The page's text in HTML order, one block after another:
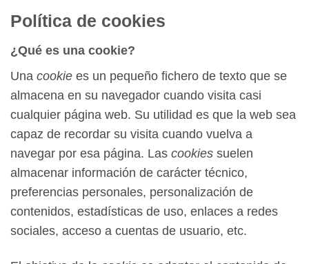
Política de cookies
¿Qué es una cookie?
Una cookie es un pequeño fichero de texto que se
almacena en su navegador cuando visita casi
cualquier página web. Su utilidad es que la web sea
capaz de recordar su visita cuando vuelva a
navegar por esa página. Las cookies suelen
almacenar información de carácter técnico,
preferencias personales, personalización de
contenidos, estadísticas de uso, enlaces a redes
sociales, acceso a cuentas de usuario, etc.